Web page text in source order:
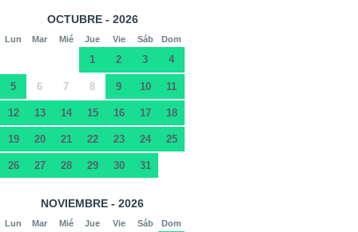
OCTUBRE - 2026
Lun Mar Mié Jue Vie Sáb Dom
1 2 3 4
5 6 7 8 9 10 11
12 13 14 15 16 17 18
19 20 21 22 23 24 25
26 27 28 29 30 31
NOVIEMBRE - 2026
Lun Mar Mié Jue Vie Sáb Dom